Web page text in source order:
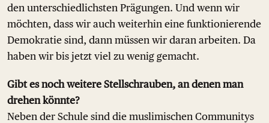
den unterschiedlichsten Prägungen. Und wenn wir
möchten, dass wir auch weiterhin eine funktionierende
Demokratie sind, dann müssen wir daran arbeiten. Da
haben wir bis jetzt viel zu wenig gemacht.
Gibt es noch weitere Stellschrauben, an denen man
drehen könnte?
Neben der Schule sind die muslimischen Communitys